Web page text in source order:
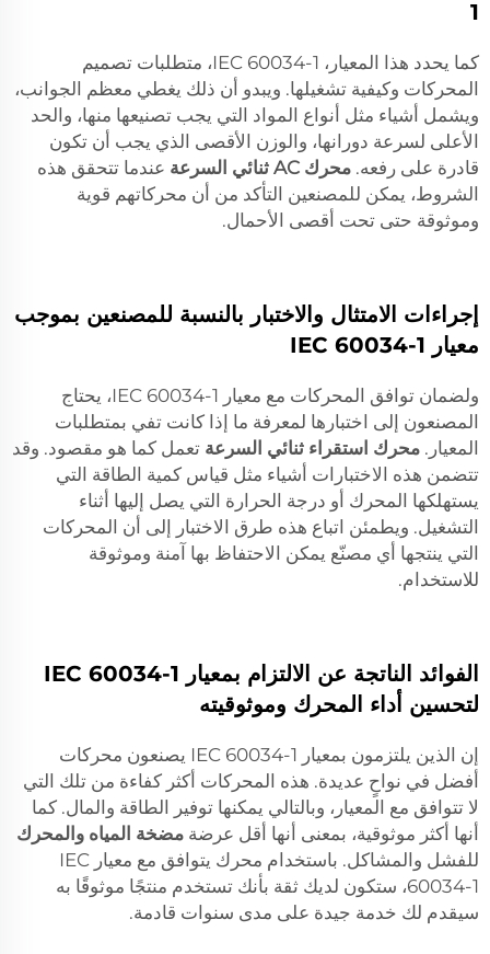
1
كما يحدد هذا المعيار، IEC 60034-1، متطلبات تصميم
المحركات وكيفية تشغيلها. ويبدو أن ذلك يغطي معظم الجوانب،
ويشمل أشياء مثل أنواع المواد التي يجب تصنيعها منها، والحد
الأعلى لسرعة دورانها، والوزن الأقصى الذي يجب أن تكون
قادرة على رفعه. محرك AC ثنائي السرعة
عندما تتحقق هذه
الشروط، يمكن للمصنعين التأكد من أن محركاتهم قوية
وموثوقة حتى تحت أقصى الأحمال.
إجراءات الامتثال والاختبار بالنسبة للمصنعين بموجب
معيار IEC 60034-1
ولضمان توافق المحركات مع معيار IEC 60034-1، يحتاج
المصنعون إلى اختبارها لمعرفة ما إذا كانت تفي بمتطلبات
المعيار. محرك استقراء ثنائي السرعة تعمل كما هو مقصود. وقد
تتضمن هذه الاختبارات أشياء مثل قياس كمية الطاقة التي
يستهلكها المحرك أو درجة الحرارة التي يصل إليها أثناء
التشغيل. ويطمئن اتباع هذه طرق الاختبار إلى أن المحركات
التي ينتجها أي مصنّع يمكن الاحتفاظ بها آمنة وموثوقة
للاستخدام.
الفوائد الناتجة عن الالتزام بمعيار IEC 60034-1
لتحسين أداء المحرك وموثوقيته
إن الذين يلتزمون بمعيار IEC 60034-1 يصنعون محركات
أفضل في نواحٍ عديدة. هذه المحركات أكثر كفاءة من تلك التي
لا تتوافق مع المعيار، وبالتالي يمكنها توفير الطاقة والمال. كما
أنها أكثر موثوقية، بمعنى أنها أقل عرضة مضخة المياه والمحرك
للفشل والمشاكل. باستخدام محرك يتوافق مع معيار IEC
60034-1، ستكون لديك ثقة بأنك تستخدم منتجًا موثوقًا به
سيقدم لك خدمة جيدة على مدى سنوات قادمة.